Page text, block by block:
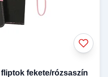
fliptok fekete/rózsaszín